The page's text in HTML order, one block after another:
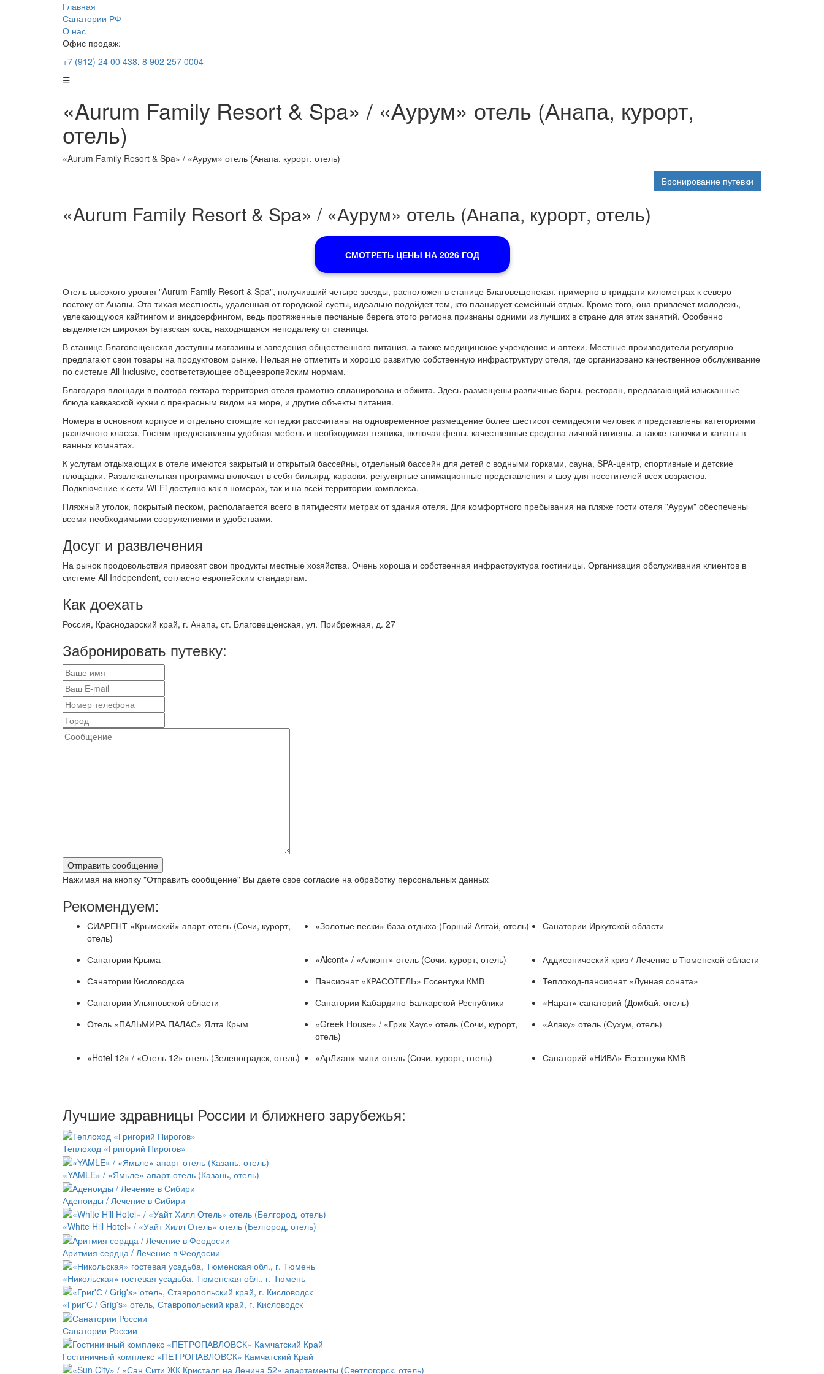
Главная
Санатории РФ
О нас
Офис продаж:
+7 (912) 24 00 438, 8 902 257 0004
☰
«Aurum Family Resort & Spa» / «Аурум» отель (Анапа, курорт,
отель)
«Aurum Family Resort & Spa» / «Аурум» отель (Анапа, курорт, отель)
Бронирование путевки
«Aurum Family Resort & Spa» / «Аурум» отель (Анапа, курорт, отель)
СМОТРЕТЬ ЦЕНЫ НА 2026 ГОД
Отель высокого уровня "Aurum Family Resort & Spa", получивший четыре звезды, расположен в станице Благовещенская, примерно в тридцати километрах к северо-
востоку от Анапы. Эта тихая местность, удаленная от городской суеты, идеально подойдет тем, кто планирует семейный отдых. Кроме того, она привлечет молодежь,
увлекающуюся кайтингом и виндсерфингом, ведь протяженные песчаные берега этого региона признаны одними из лучших в стране для этих занятий. Особенно
выделяется широкая Бугазская коса, находящаяся неподалеку от станицы.
В станице Благовещенская доступны магазины и заведения общественного питания, а также медицинское учреждение и аптеки. Местные производители регулярно
предлагают свои товары на продуктовом рынке. Нельзя не отметить и хорошо развитую собственную инфраструктуру отеля, где организовано качественное обслуживание
по системе All Inclusive, соответствующее общеевропейским нормам.
Благодаря площади в полтора гектара территория отеля грамотно спланирована и обжита. Здесь размещены различные бары, ресторан, предлагающий изысканные
блюда кавказской кухни с прекрасным видом на море, и другие объекты питания.
Номера в основном корпусе и отдельно стоящие коттеджи рассчитаны на одновременное размещение более шестисот семидесяти человек и представлены категориями
различного класса. Гостям предоставлены удобная мебель и необходимая техника, включая фены, качественные средства личной гигиены, а также тапочки и халаты в
ванных комнатах.
К услугам отдыхающих в отеле имеются закрытый и открытый бассейны, отдельный бассейн для детей с водными горками, сауна, SPA-центр, спортивные и детские
площадки. Развлекательная программа включает в себя бильярд, караоки, регулярные анимационные представления и шоу для посетителей всех возрастов.
Подключение к сети Wi-Fi доступно как в номерах, так и на всей территории комплекса.
Пляжный уголок, покрытый песком, располагается всего в пятидесяти метрах от здания отеля. Для комфортного пребывания на пляже гости отеля "Аурум" обеспечены
всеми необходимыми сооружениями и удобствами.
Досуг и развлечения
На рынок продовольствия привозят свои продукты местные хозяйства. Очень хороша и собственная инфраструктура гостиницы. Организация обслуживания клиентов в
системе All Independent, согласно европейским стандартам.
Как доехать
Россия, Краснодарский край, г. Анапа, ст. Благовещенская, ул. Прибрежная, д. 27
Забронировать путевку:
Нажимая на кнопку "Отправить сообщение" Вы даете свое согласие на обработку персональных данных
Рекомендуем:
СИАРЕНТ «Крымский» апарт-отель (Сочи, курорт,
отель)
«Золотые пески» база отдыха (Горный Алтай, отель) Санатории Иркутской области
Санатории Крыма «Alcont» / «Алконт» отель (Сочи, курорт, отель)
Аддисонический криз / Лечение в Тюменской области
Санатории Кисловодска
Пансионат «КРАСОТЕЛЬ» Ессентуки КМВ
Теплоход-пансионат «Лунная соната»
Санатории Ульяновской области
Санатории Кабардино-Балкарской Республики
«Нарат» санаторий (Домбай, отель)
Отель «ПАЛЬМИРА ПАЛАС» Ялта Крым
«Greek House» / «Грик Хаус» отель (Сочи, курорт,
отель)
«Алаку» отель (Сухум, отель)
«Hotel 12» / «Отель 12» отель (Зеленоградск, отель) «АрЛиан» мини-отель (Сочи, курорт, отель) Санаторий «НИВА» Ессентуки КМВ
Лучшие здравницы России и ближнего зарубежья:
Теплоход «Григорий Пирогов»
«YAMLE» / «Ямьле» апарт-отель (Казань, отель)
Аденоиды / Лечение в Сибири
«White Hill Hotel» / «Уайт Хилл Отель» отель (Белгород, отель)
Аритмия сердца / Лечение в Феодосии
«Никольская» гостевая усадьба, Тюменская обл., г. Тюмень
«Григ'С / Grig's» отель, Ставропольский край, г. Кисловодск
Санатории России
Гостиничный комплекс «ПЕТРОПАВЛОВСК» Камчатский Край